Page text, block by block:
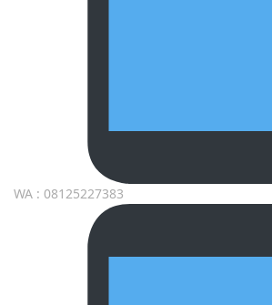
WA : 08125227383